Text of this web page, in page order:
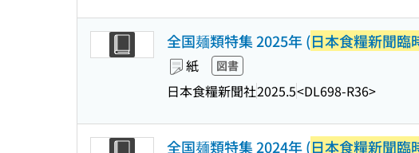
全国麺類特集 2025年 (日本食糧新聞臨
紙 図書
日本食糧新聞社2025.5<DL698-R36>
全国麺類特集 2024年 (日本食糧新聞臨